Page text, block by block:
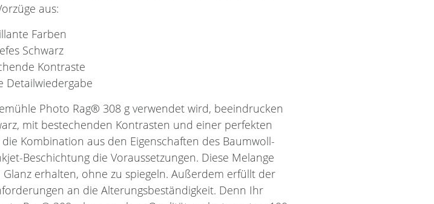
aus:
Farben
Schwarz
Kontraste
Detailwiedergabe
Photo Rag® 308 g verwendet wird, beeindrucken
mit bestechenden Kontrasten und einer perfekten
Kombination aus den Eigenschaften des Baumwoll-
Beschichtung die Voraussetzungen. Diese Melange
erhalten, ohne zu spiegeln. Außerdem erfüllt der
an die Alterungsbeständigkeit. Denn Ihr